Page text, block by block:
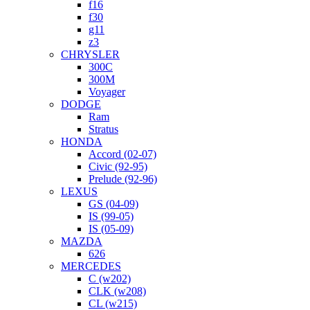
f16
f30
g11
z3
CHRYSLER
300C
300M
Voyager
DODGE
Ram
Stratus
HONDA
Accord (02-07)
Civic (92-95)
Prelude (92-96)
LEXUS
GS (04-09)
IS (99-05)
IS (05-09)
MAZDA
626
MERCEDES
C (w202)
CLK (w208)
CL (w215)